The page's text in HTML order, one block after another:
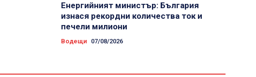
Енергийният министър: България
изнася рекордни количества ток и
печели милиони
Водещи 07/08/2026